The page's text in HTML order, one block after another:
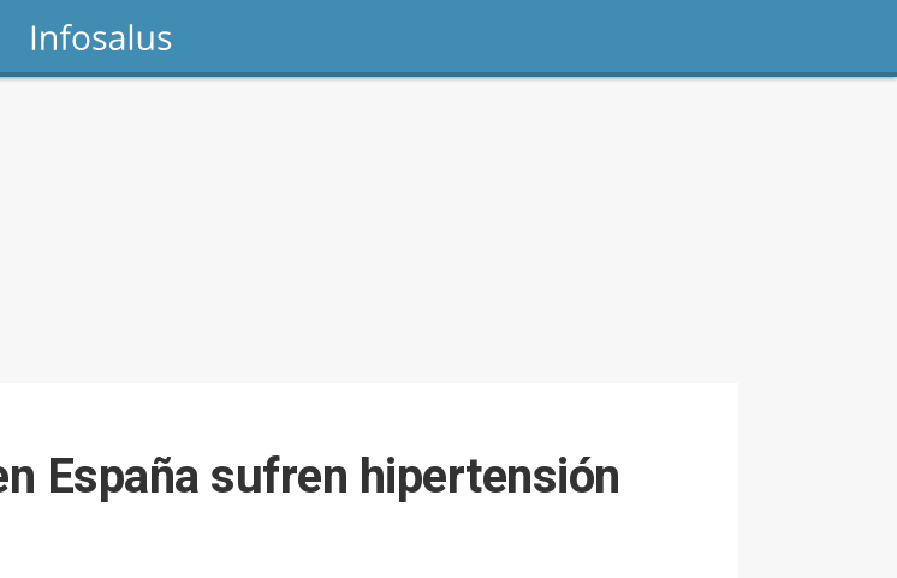
España sufren hipertensión